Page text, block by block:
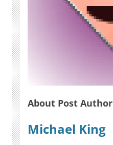
About Post Author
Michael King